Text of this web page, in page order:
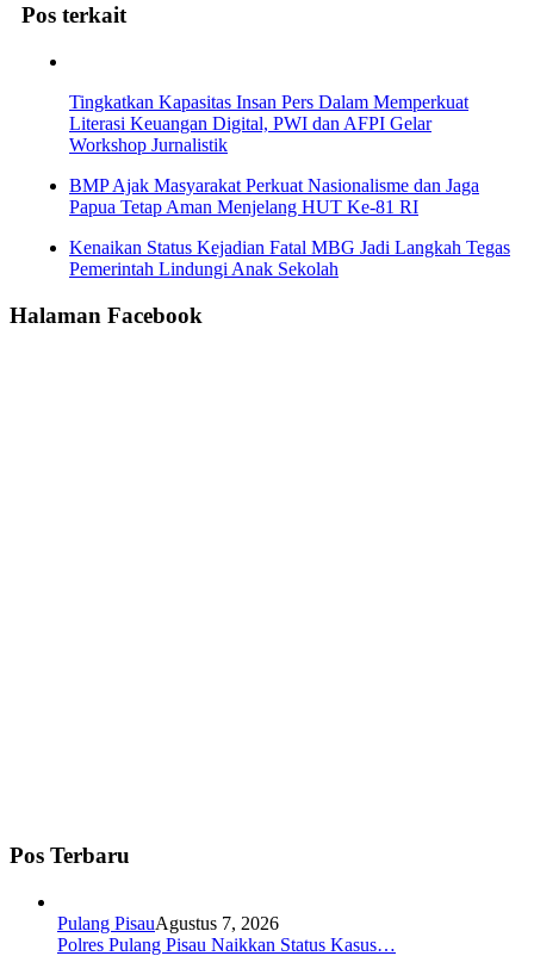
Pos terkait
Tingkatkan Kapasitas Insan Pers Dalam Memperkuat
Literasi Keuangan Digital, PWI dan AFPI Gelar
Workshop Jurnalistik
BMP Ajak Masyarakat Perkuat Nasionalisme dan Jaga
Papua Tetap Aman Menjelang HUT Ke-81 RI
Kenaikan Status Kejadian Fatal MBG Jadi Langkah Tegas
Pemerintah Lindungi Anak Sekolah
Halaman Facebook
Pos Terbaru
Pulang PisauAgustus 7, 2026
Polres Pulang Pisau Naikkan Status Kasus…